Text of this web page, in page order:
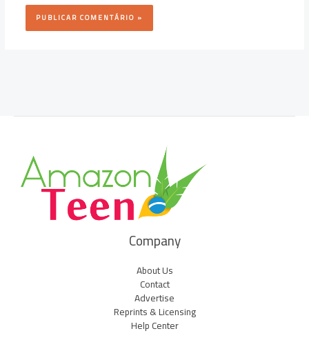
Company
About Us
Contact
Advertise
Reprints & Licensing
Help Center